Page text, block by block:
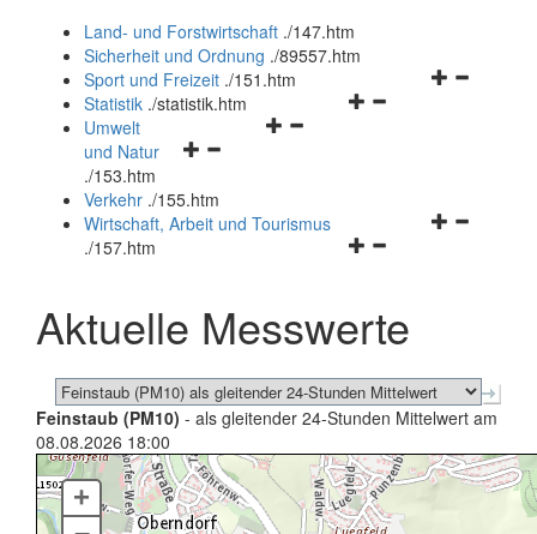
und
schließen
Land- und Forstwirtschaft ./147.htm
Sicherheit und Ordnung ./89557.htm
Navigationsmenü
Sport und Freizeit ./151.htm
Navigationsmenü
Statistik ./statistik.htm
Navigationsmenü
und
schließen
Umwelt
und Natur
./153.htm
Verkehr ./155.htm
Navigationsmenü
schließen
Wirtschaft, Arbeit und Tourismus
./157.htm
Aktuelle Messwerte
Feinstaub (PM10) - als gleitender 24-Stunden Mittelwert am
08.08.2026 18:00
+